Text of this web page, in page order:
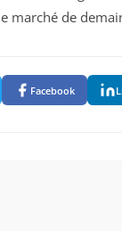
marché de
Facebook